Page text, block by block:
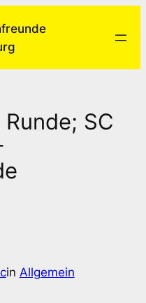
Runde; SC
in Allgemein